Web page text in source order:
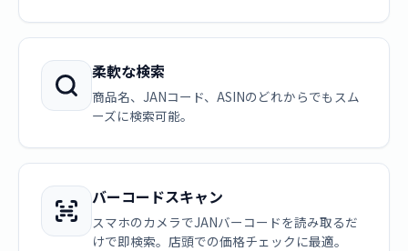
柔軟な検索
商品名、JANコード、ASINのどれからでもスム
ーズに検索可能。
バーコードスキャン
スマホのカメラでJANバーコードを読み取るだ
けで即検索。店頭での価格チェックに最適。